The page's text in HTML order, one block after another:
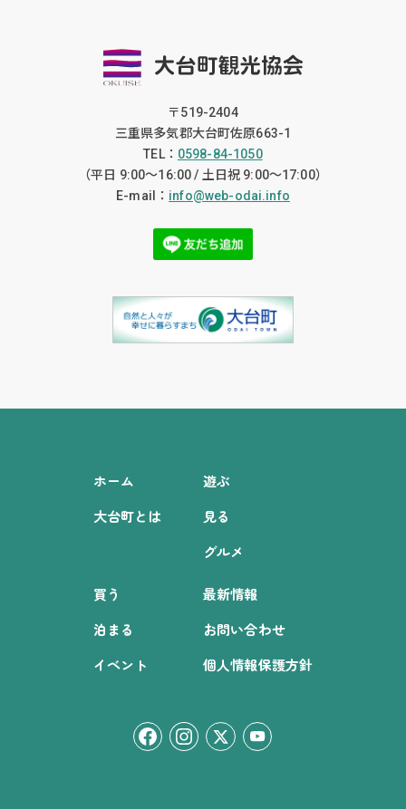
〒519-2404
三重県多気郡大台町佐原663-1
TEL： 0598-84-1050
（平日 9:00〜16:00 / 土日祝 9:00〜17:00）
E-mail： info@web-odai.info
ホーム
大台町とは
遊ぶ
見る
グルメ
買う
泊まる
イベント
最新情報
お問い合わせ
個人情報保護方針